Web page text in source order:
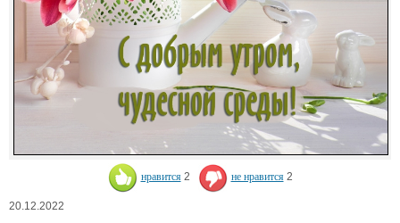
нравится 2 не нравится 2
20.12.2022